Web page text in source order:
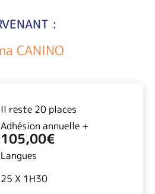
:
CANINO
Il reste 20 places
Adhésion annuelle +
105,00€
Langues
25 X 1H30